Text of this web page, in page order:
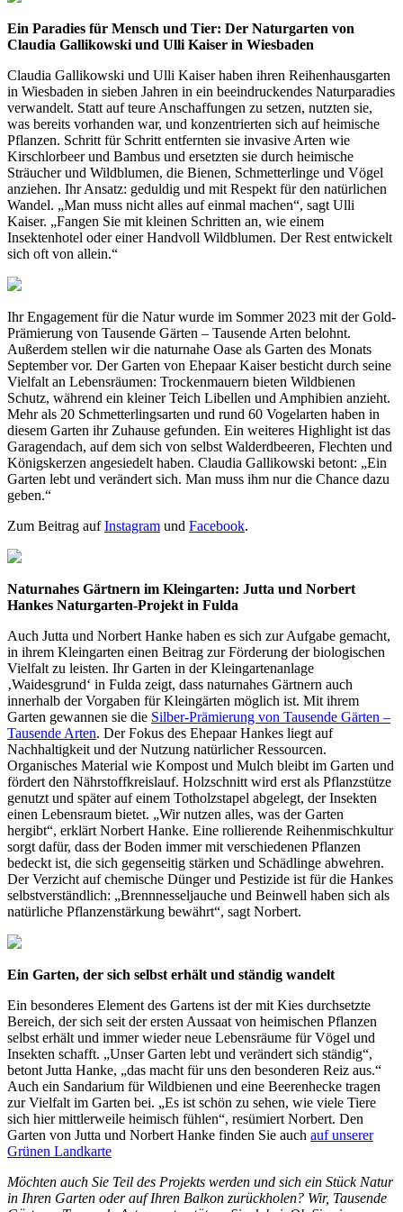
Ein Paradies für Mensch und Tier: Der Naturgarten von
Claudia Gallikowski und Ulli Kaiser in Wiesbaden
Claudia Gallikowski und Ulli Kaiser haben ihren Reihenhausgarten
in Wiesbaden in sieben Jahren in ein beeindruckendes Naturparadies
verwandelt. Statt auf teure Anschaffungen zu setzen, nutzten sie,
was bereits vorhanden war, und konzentrierten sich auf heimische
Pflanzen. Schritt für Schritt entfernten sie invasive Arten wie
Kirschlorbeer und Bambus und ersetzten sie durch heimische
Sträucher und Wildblumen, die Bienen, Schmetterlinge und Vögel
anziehen. Ihr Ansatz: geduldig und mit Respekt für den natürlichen
Wandel. „Man muss nicht alles auf einmal machen“, sagt Ulli
Kaiser. „Fangen Sie mit kleinen Schritten an, wie einem
Insektenhotel oder einer Handvoll Wildblumen. Der Rest entwickelt
sich oft von allein.“
Ihr Engagement für die Natur wurde im Sommer 2023 mit der Gold-
Prämierung von Tausende Gärten – Tausende Arten belohnt.
Außerdem stellen wir die naturnahe Oase als Garten des Monats
September vor. Der Garten von Ehepaar Kaiser besticht durch seine
Vielfalt an Lebensräumen: Trockenmauern bieten Wildbienen
Schutz, während ein kleiner Teich Libellen und Amphibien anzieht.
Mehr als 20 Schmetterlingsarten und rund 60 Vogelarten haben in
diesem Garten ihr Zuhause gefunden. Ein weiteres Highlight ist das
Garagendach, auf dem sich von selbst Walderdbeeren, Flechten und
Königskerzen angesiedelt haben. Claudia Gallikowski betont: „Ein
Garten lebt und verändert sich. Man muss ihm nur die Chance dazu
geben.“
Zum Beitrag aufInstagram und Facebook.
Naturnahes Gärtnern im Kleingarten: Jutta und Norbert
Hankes Naturgarten-Projekt in Fulda
Auch Jutta und Norbert Hanke haben es sich zur Aufgabe gemacht,
in ihrem Kleingarten einen Beitrag zur Förderung der biologischen
Vielfalt zu leisten. Ihr Garten in der Kleingartenanlage
‚Waidesgrund‘ in Fulda zeigt, dass naturnahes Gärtnern auch
innerhalb der Vorgaben für Kleingärten möglich ist. Mit ihrem
Garten gewannen sie die Silber-Prämierung von Tausende Gärten –
Tausende Arten. Der Fokus des Ehepaar Hankes liegt auf
Nachhaltigkeit und der Nutzung natürlicher Ressourcen.
Organisches Material wie Kompost und Mulch bleibt im Garten und
fördert den Nährstoffkreislauf. Holzschnitt wird erst als Pflanzstütze
genutzt und später auf einem Totholzstapel abgelegt, der Insekten
einen Lebensraum bietet. „Wir nutzen alles, was der Garten
hergibt“, erklärt Norbert Hanke. Eine rollierende Reihenmischkultur
sorgt dafür, dass der Boden immer mit verschiedenen Pflanzen
bedeckt ist, die sich gegenseitig stärken und Schädlinge abwehren.
Der Verzicht auf chemische Dünger und Pestizide ist für die Hankes
selbstverständlich: „Brennnesseljauche und Beinwell haben sich als
natürliche Pflanzenstärkung bewährt“, sagt Norbert.
Ein Garten, der sich selbst erhält und ständig wandelt
Ein besonderes Element des Gartens ist der mit Kies durchsetzte
Bereich, der sich seit der ersten Aussaat von heimischen Pflanzen
selbst erhält und immer wieder neue Lebensräume für Vögel und
Insekten schafft. „Unser Garten lebt und verändert sich ständig“,
betont Jutta Hanke, „das macht für uns den besonderen Reiz aus.“
Auch ein Sandarium für Wildbienen und eine Beerenhecke tragen
zur Vielfalt im Garten bei. „Es ist schön zu sehen, wie viele Tiere
sich hier mittlerweile heimisch fühlen“, resümiert Norbert. Den
Garten von Jutta und Norbert Hanke finden Sie auch auf unserer
Grünen Landkarte
Möchten auch Sie Teil des Projekts werden und sich ein Stück Natur
in Ihren Garten oder auf Ihren Balkon zurückholen? Wir, Tausende